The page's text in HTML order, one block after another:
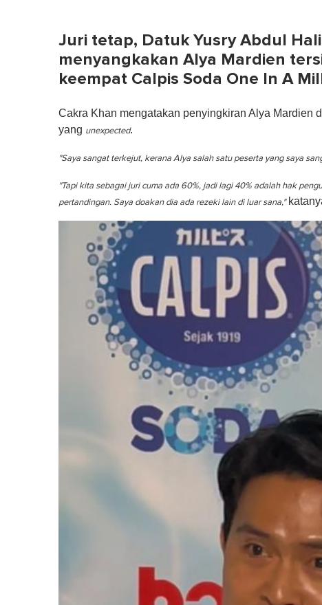
Juri tetap, Datuk Yusry Abdul
menyangkakan Alya Mardien
keempat Calpis Soda One In A
Cakra Khan mengatakan penyingkiran Alya Mardien
yang unexpected.
"Saya sangat terkejut, kerana Alya salah satu peserta yang saya
"Tapi kita sebagai juri cuma ada 60%, jadi lagi 40% adalah hak
pertandingan. Saya doakan dia ada rezeki lain di luar sana,"